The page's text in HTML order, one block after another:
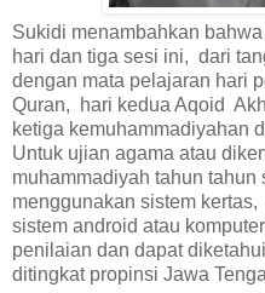
Sukidi menambahkan
hari dan tiga sesi ini, dari
dengan mata pelajaran hari
Quran, hari kedua Aqoid
ketiga kemuhammadiyahan
Untuk ujian agama atau
muhammadiyah tahun tahun
menggunakan sistem
sistem android atau
penilaian dan dapat
ditingkat propinsi Jawa